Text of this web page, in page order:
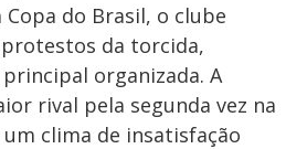
do Brasil, o clube
da torcida,
organizada. A
rival pela segunda vez na
clima de insatisfação